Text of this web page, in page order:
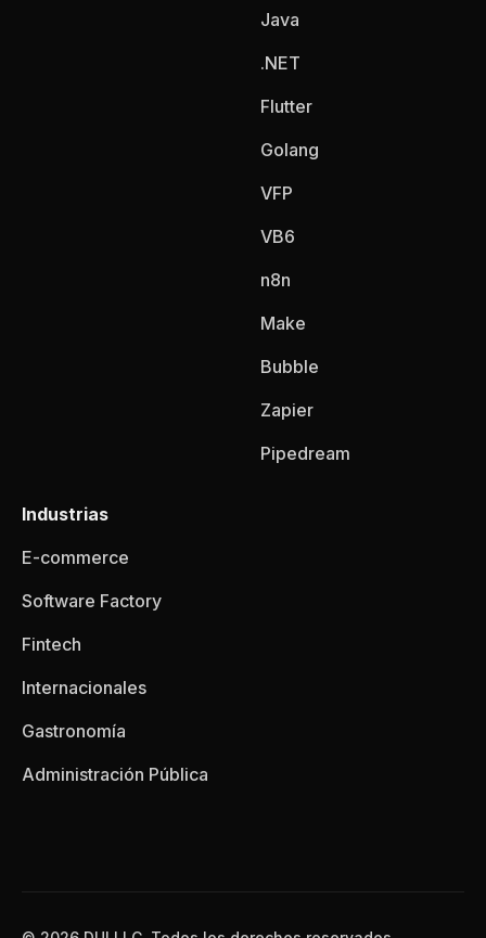
Java
.NET
Flutter
Golang
VFP
VB6
n8n
Make
Bubble
Zapier
Pipedream
Industrias
E-commerce
Software Factory
Fintech
Internacionales
Gastronomía
Administración Pública